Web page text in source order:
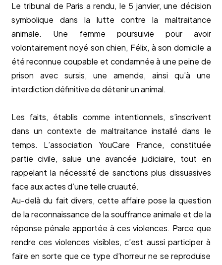
Le tribunal de Paris a rendu, le 5 janvier, une décision
symbolique dans la lutte contre la maltraitance
animale. Une femme poursuivie pour avoir
volontairement noyé son chien, Félix, à son domicile a
été reconnue coupable et condamnée à une peine de
prison avec sursis, une amende, ainsi qu’à une
interdiction définitive de détenir un animal.
Les faits, établis comme intentionnels, s’inscrivent
dans un contexte de maltraitance installé dans le
temps. L’association YouCare France, constituée
partie civile, salue une avancée judiciaire, tout en
rappelant la nécessité de sanctions plus dissuasives
face aux actes d’une telle cruauté.
Au-delà du fait divers, cette affaire pose la question
de la reconnaissance de la souffrance animale et de la
réponse pénale apportée à ces violences. Parce que
rendre ces violences visibles, c’est aussi participer à
faire en sorte que ce type d’horreur ne se reproduise